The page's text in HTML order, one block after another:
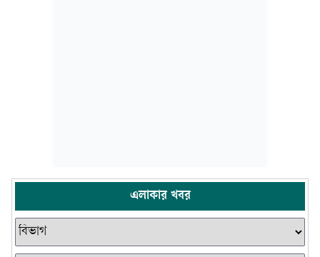
এলাকার খবর